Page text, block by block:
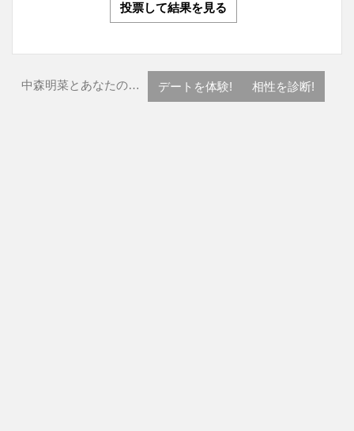
投票して結果を見る
中森明菜とあなたの… デートを体験! 相性を診断!